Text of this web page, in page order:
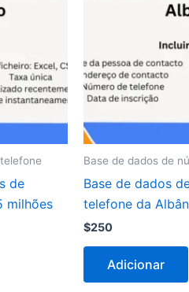
de
milhões
Base de dados de
Base de dados
telefone da
$250
Adicionar